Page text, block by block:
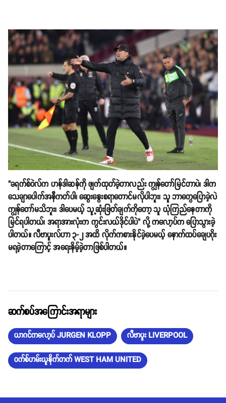
"ခရက်စ်ဝဲလ်က ဟန်ဒါဆန်ကို ဖျက်ထုတ်ခဲ့တာလည်း ကျွန်တော်မြင်တာပဲ၊ ဒါက
သေချာပေါက်အနီကတ်ပါ၊ ဆွေးနွေးစရာတောင်မလိုပါဘူး၊ သူ ဘာတွေပြောခဲ့လဲ
ကျွန်တော်မသိဘူး၊ ဒါပေမယ့် သူ့ဆုံးဖြတ်ချက်ကိုတော့ သူ ယုံကြည်နေတာကို
မြင်ရပါတယ်၊ အရာအားလုံးက ကွင်းလယ်ဒိုင်ပါပဲ" လို့ ကလော့ပ်က ပြောသွားခဲ့
ပါတယ်။ လီဗာပူးလ်ဟာ ၃-၂ အထိ လိုက်ကစားနိုင်ခဲ့ပေမယ့် နောက်ထပ်ချေပဂိုး
မရခဲ့တာကြောင့် အရေးနိမ့်ခဲ့တာဖြစ်ပါတယ်။
ဆက်စပ်အကြောင်းအရာများ
ယာဂင်ကလော့ပ် JURGEN KLOPP လီဗာပူး LIVERPOOL
ဝက်စ်ဟမ်းယူနိုက်တက် WEST HAM UNITED